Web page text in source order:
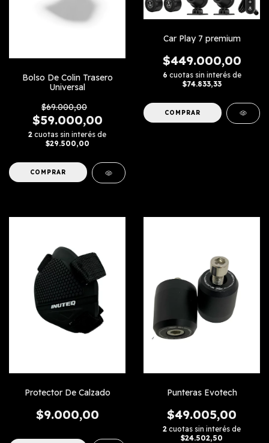
Bolso De Colin Trasero
Universal
$69.000,00
$59.000,00
2 cuotas sin interés de
$29.500,00
Car Play 7 premium
$449.000,00
6 cuotas sin interés de
$74.833,33
Protector De Calzado
$9.000,00
Punteras Evotech
$49.005,00
2 cuotas sin interés de
$24.502,50